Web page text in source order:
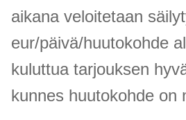
aikana veloitetaan
eur/päivä/huutokohde
kuluttua tarjouksen
kunnes huutokohde on